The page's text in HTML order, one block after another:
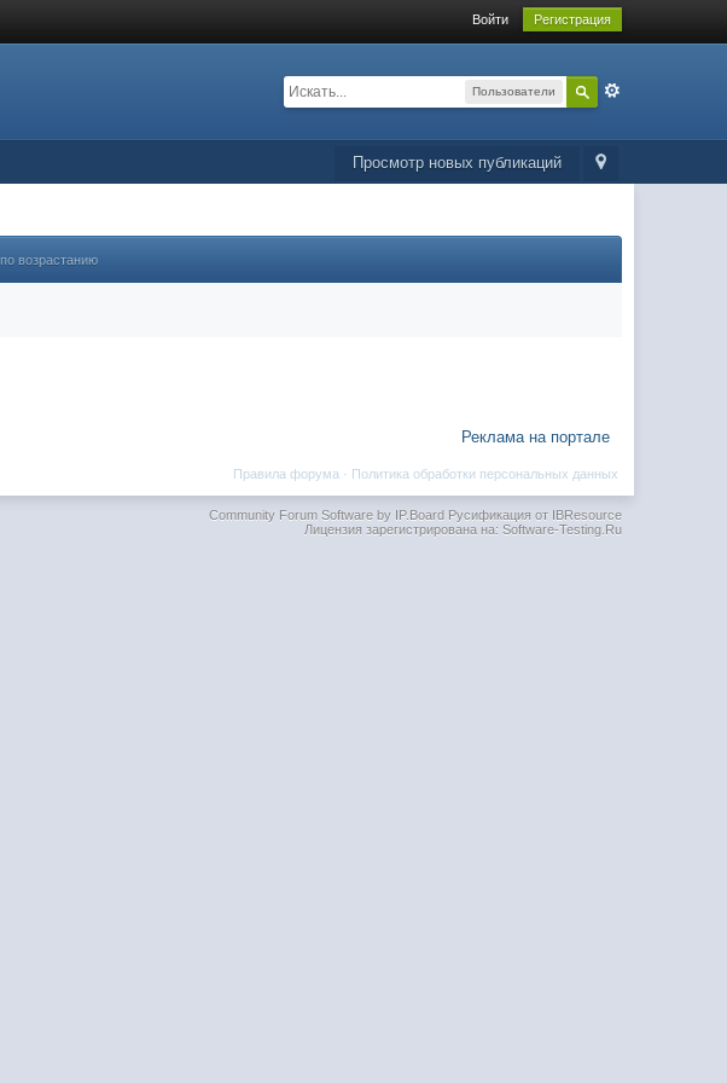
Войти Регистрация
Пользователи
Просмотр новых публикаций
по возрастанию
Реклама на портале
Политика обработки персональных данных
Правила форума ·
Community Forum Software by IP.BoardРусификация от IBResource
Лицензия зарегистрирована на: Software-Testing.Ru